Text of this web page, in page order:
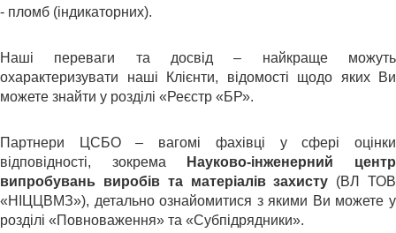
- пломб (індикаторних).
Наші переваги та досвід – найкраще можуть
охарактеризувати наші Клієнти, відомості щодо яких Ви
можете знайти у розділі «Реєстр «БР».
Партнери ЦСБО – вагомі фахівці у сфері оцінки
відповідності, зокрема
Науково-інженерний центр
випробувань виробів та матеріалів захисту (ВЛ ТОВ
«НІЦЦВМЗ»), детально ознайомитися з якими Ви можете у
розділі «Повноваження» та «Субпідрядники».